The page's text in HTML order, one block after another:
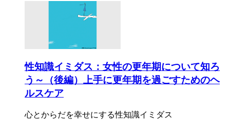
性知識イミダス：女性の更年期について知ろ
う～（後編）上手に更年期を過ごすためのヘ
ルスケア
心とからだを幸せにする性知識イミダス